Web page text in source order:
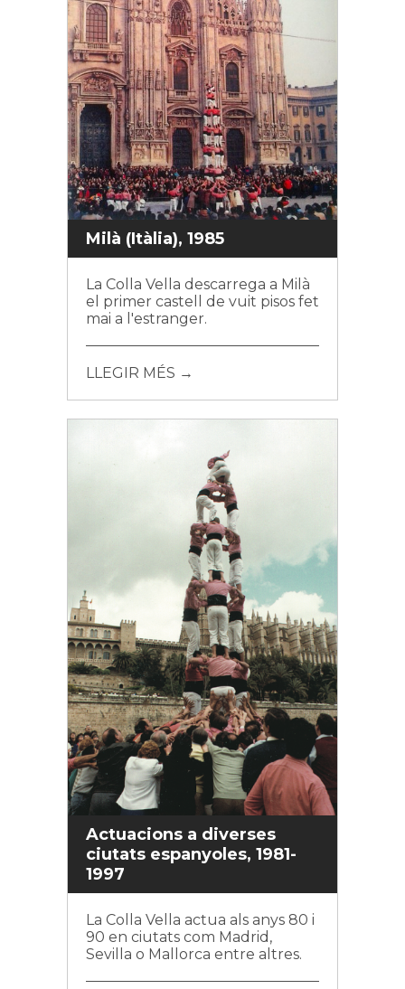
Milà (Itàlia), 1985
La Colla Vella descarrega a Milà
el primer castell de vuit pisos fet
mai a l'estranger.
LLEGIR MÉS →
Actuacions a diverses
ciutats espanyoles, 1981-
1997
La Colla Vella actua als anys 80 i
90 en ciutats com Madrid,
Sevilla o Mallorca entre altres.